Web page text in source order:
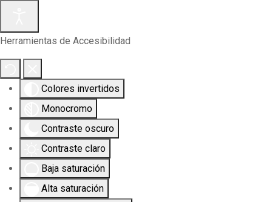
Herramientas de Accesibilidad
Colores invertidos
Monocromo
Contraste oscuro
Contraste claro
Baja saturación
Alta saturación